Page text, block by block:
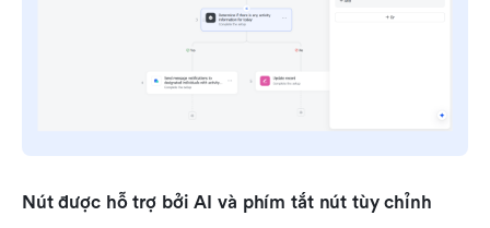
Nút được hỗ trợ bởi AI và phím tắt nút tùy chỉnh